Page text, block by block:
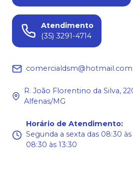
Atendimento
(35) 3291-4714
comercialdsm@hotmail.com
R. João Florentino da Silva,
Alfenas/MG
Horário de Atendimento:
Segunda a sexta das 08:30
08:30 às 13:30